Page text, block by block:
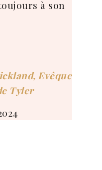
à son
Evêque
Tyler